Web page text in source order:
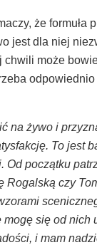
że formuła
jest dla niej
chwili może
odpowiednio
na żywo i
To jest
Od początku
Rogalską czy
się od nich
i mam